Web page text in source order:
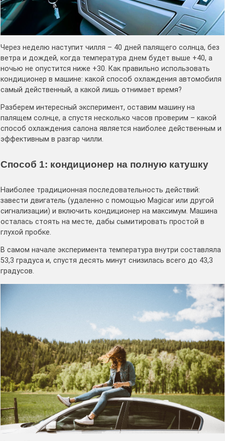
Через неделю наступит чилля – 40 дней палящего солнца, без
ветра и дождей, когда температура днем будет выше +40, а
ночью не опустится ниже +30. Как правильно использовать
кондиционер в машине: какой способ охлаждения автомобиля
самый действенный, а какой лишь отнимает время?
Разберем интересный эксперимент, оставим машину на
палящем солнце, а спустя несколько часов проверим – какой
способ охлаждения салона является наиболее действенным и
эффективным в разгар чилли.
Способ 1: кондиционер на полную катушку
Наиболее традиционная последовательность действий:
завести двигатель (удаленно с помощью Magicar или другой
сигнализации) и включить кондиционер на максимум. Машина
осталась стоять на месте, дабы сымитировать простой в
глухой пробке.
В самом начале эксперимента температура внутри составляла
53,3 градуса и, спустя десять минут снизилась всего до 43,3
градусов.